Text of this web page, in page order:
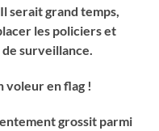
serait grand temps,
les policiers et
surveillance.
voleur en flag !
grossit parmi